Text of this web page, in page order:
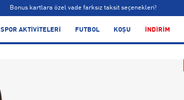
Bonus kartlara özel vade farksız taksit seçenekleri!
SPOR AKTİVİTELERİ FUTBOL KOŞU İNDİRİM